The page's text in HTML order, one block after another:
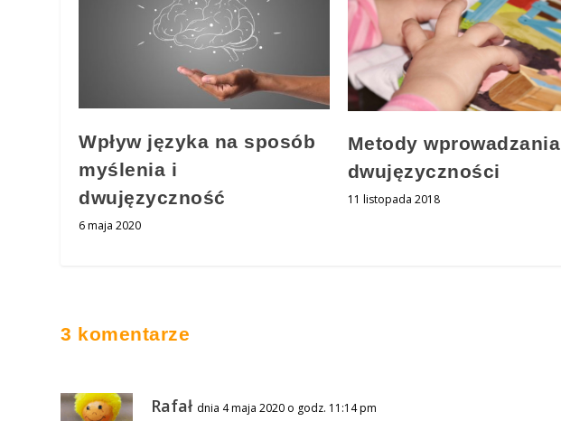
Wpływ języka na sposób
myślenia i
dwujęzyczność
6 maja 2020
Metody wprowadzania
dwujęzyczności
11 listopada 2018
3 komentarze
Rafał dnia 4 maja 2020 o godz. 11:14 pm